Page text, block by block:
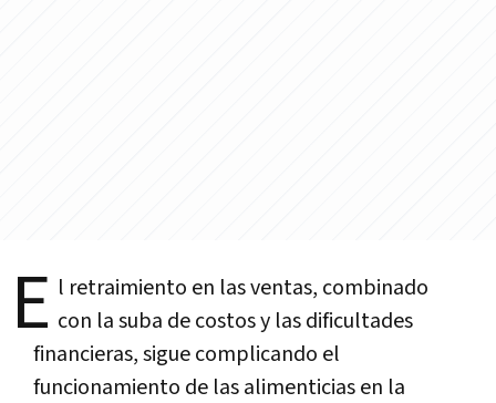
E l retraimiento en las ventas, combinado
con la suba de costos y las dificultades
financieras, sigue complicando el
funcionamiento de las alimenticias en la